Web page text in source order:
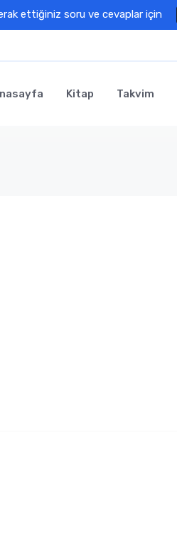
ettiğiniz soru ve cevaplar için
Kitap Takvim